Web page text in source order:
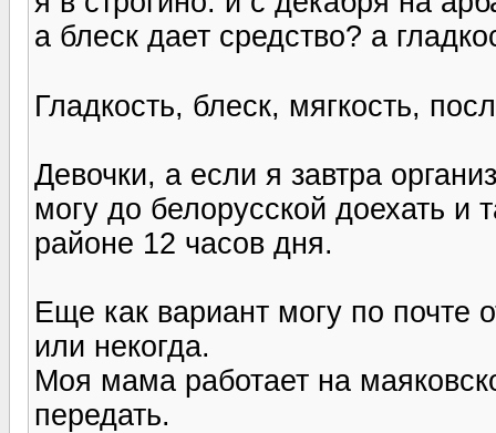
а блеск дает средство? а
Гладкость, блеск, мягкость,
Девочки, а если я завтра
могу до белорусской доехать
районе 12 часов дня.
Еще как вариант могу по почте
или некогда.
Моя мама работает на
передать.